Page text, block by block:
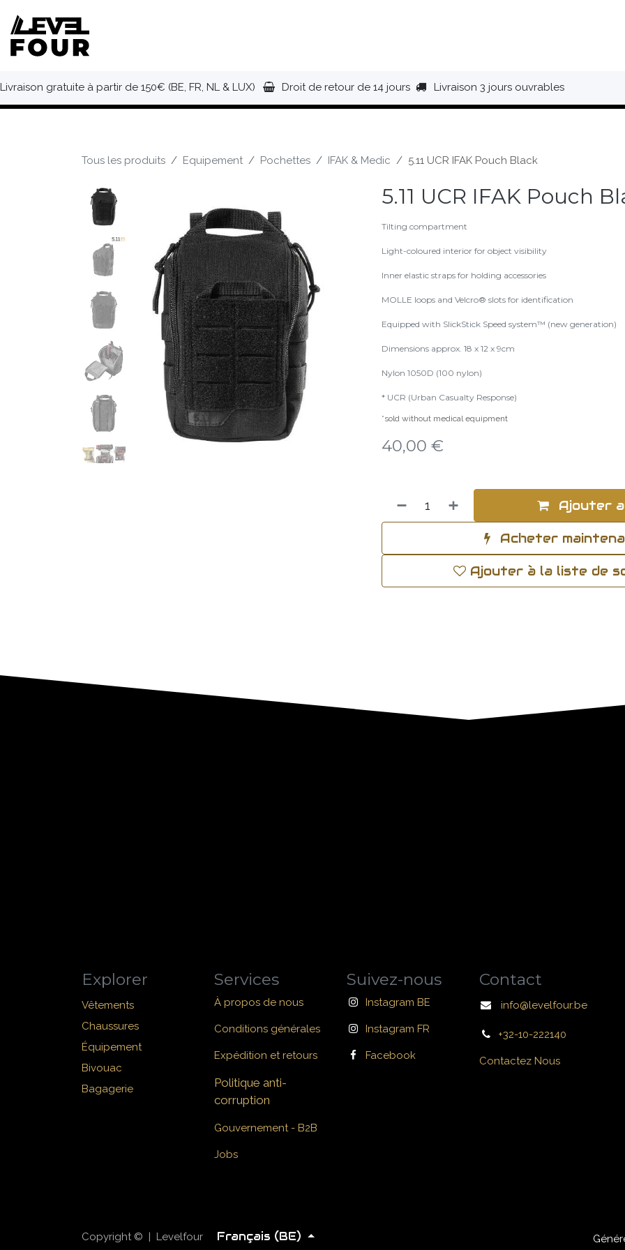
Livraison gratuite à partir de 150€ (BE, FR, NL & LUX) Droit de retour de 14 jours Livraison 3 jours ouvrables
Tous les produits Equipement Pochettes IFAK & Medic 5.11 UCR IFAK Pouch Black
5.11 UCR IFAK Pouch
Tilting compartment
Light-coloured interior for object visibility
Inner elastic straps for holding accessories
MOLLE loops and Velcro® slots for identification
Equipped with SlickStick Speed system™ (new generation)
Dimensions approx. 18 x 12 x 9cm
Nylon 1050D (100 nylon)
* UCR (Urban Casualty Response)
*sold without medical equipment
40,00 €
Ajouter
Acheter
Ajouter à la liste de
Explorer
Vêtements
Chaussures
Équipement
Bivouac
Bagagerie
Services
À propos de nous
Conditions générales
Expédition et retours
Politique anti-
corruption
Gouvernement - B2B
Jobs
Suivez-nous
Instagram BE
Instagram FR
Facebook
Contact
info@levelfour.be
+32-10-222140
Contactez Nous
Copyright © | Levelfour Français (BE)